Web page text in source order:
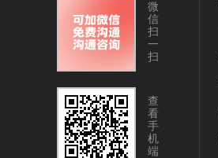
微
信
扫
一
扫
查
看
手
机
端